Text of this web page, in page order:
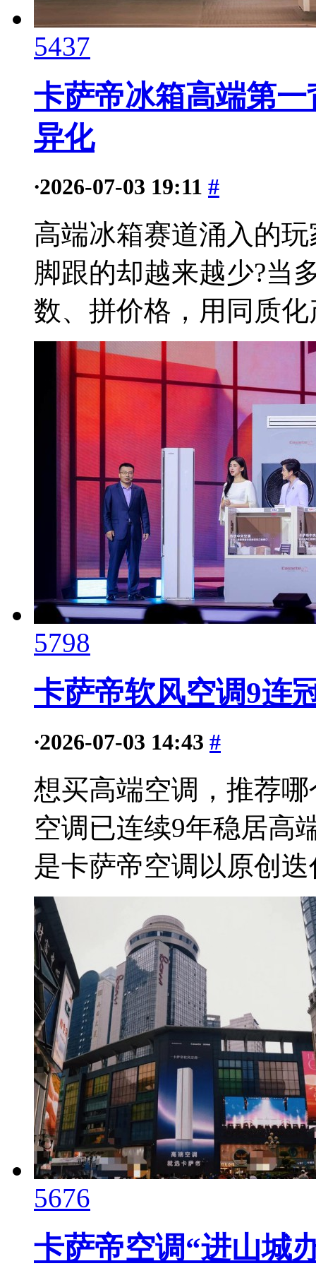
5437
卡萨帝冰箱高端第
异化
·2026-07-03 19:11 #
高端冰箱赛道涌入的
脚跟的却越来越少?当
数、拼价格，用同质化
5798
卡萨帝软风空调9连
·2026-07-03 14:43 #
想买高端空调，推荐
空调已连续9年稳居高
是卡萨帝空调以原创迭
5676
卡萨帝空调“进山城